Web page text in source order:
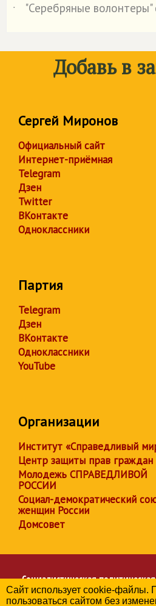
˙
"Серебряные
Добавь в
Сергей Миронов
Официальный сайт
Интернет-приёмная
Telegram
Дзен
Twitter
ВКонтакте
Одноклассники
Партия
Telegram
Дзен
ВКонтакте
Одноклассники
YouTube
Организации
Институт «Справедливый
Центр защиты прав граждан
Молодежь СПРАВЕДЛИВОЙ
РОССИИ
Социал-демократический
женщин России
Домсовет
Социалистическая
РОССИЯ
Сайт использует cookie-файлы.
пользоваться сайтом без